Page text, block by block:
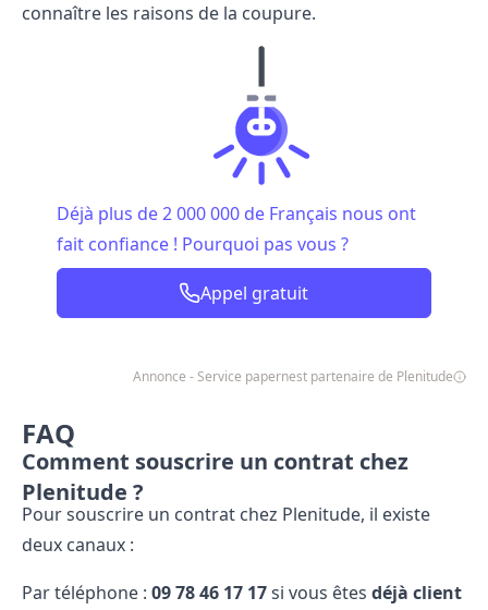
connaître les raisons de la coupure.
Déjà plus de 2 000 000 de Français nous ont
fait confiance ! Pourquoi pas vous ?
Appel gratuit
Annonce - Service papernest partenaire de Plenitude
FAQ
Comment souscrire un contrat chez
Plenitude ?
Pour souscrire un contrat chez Plenitude, il existe
deux canaux :
Par téléphone : 09​ 78​ 46​ 17​ 17si vous êtes déjà client